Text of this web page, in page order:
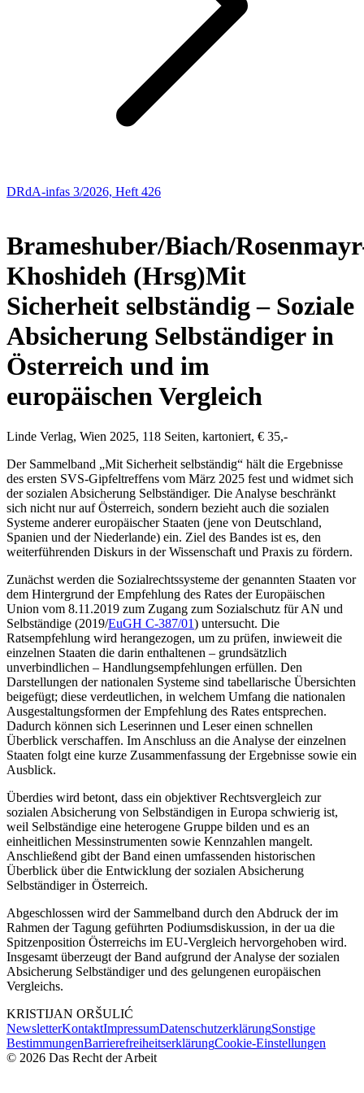
DRdA-infas 3/2026, Heft 426
Brameshuber/Biach/
Khoshideh (Hrsg)Mit
Sicherheit selbständig – Soziale
Absicherung Selbständiger in
Österreich und im
europäischen Vergleich
Linde Verlag, Wien 2025, 118 Seiten, kartoniert, € 35,-
Der Sammelband „Mit Sicherheit selbständig“ hält die Ergebnisse
des ersten SVS-Gipfeltreffens vom März 2025 fest und widmet sich
der sozialen Absicherung Selbständiger. Die Analyse beschränkt
sich nicht nur auf Österreich, sondern bezieht auch die sozialen
Systeme anderer europäischer Staaten (jene von Deutschland,
Spanien und der Niederlande) ein. Ziel des Bandes ist es, den
weiterführenden Diskurs in der Wissenschaft und Praxis zu fördern.
Zunächst werden die Sozialrechtssysteme der genannten Staaten vor
dem Hintergrund der Empfehlung des Rates der Europäischen
Union vom 8.11.2019 zum Zugang zum Sozialschutz für AN und
Selbständige (2019/EuGH C-387/01) untersucht. Die
Ratsempfehlung wird herangezogen, um zu prüfen, inwieweit die
einzelnen Staaten die darin enthaltenen – grundsätzlich
unverbindlichen – Handlungsempfehlungen erfüllen. Den
Darstellungen der nationalen Systeme sind tabellarische Übersichten
beigefügt; diese verdeutlichen, in welchem Umfang die nationalen
Ausgestaltungsformen der Empfehlung des Rates entsprechen.
Dadurch können sich Leserinnen und Leser einen schnellen
Überblick verschaffen. Im Anschluss an die Analyse der einzelnen
Staaten folgt eine kurze Zusammenfassung der Ergebnisse sowie ein
Ausblick.
Überdies wird betont, dass ein objektiver Rechtsvergleich zur
sozialen Absicherung von Selbständigen in Europa schwierig ist,
weil Selbständige eine heterogene Gruppe bilden und es an
einheitlichen Messinstrumenten sowie Kennzahlen mangelt.
Anschließend gibt der Band einen umfassenden historischen
Überblick über die Entwicklung der sozialen Absicherung
Selbständiger in Österreich.
Abgeschlossen wird der Sammelband durch den Abdruck der im
Rahmen der Tagung geführten Podiumsdiskussion, in der ua die
Spitzenposition Österreichs im EU-Vergleich hervorgehoben wird.
Insgesamt überzeugt der Band aufgrund der Analyse der sozialen
Absicherung Selbständiger und des gelungenen europäischen
Vergleichs.
KRISTIJAN ORŠULIĆ
NewsletterKontaktImpressumDatenschutzerklärungSonstige
BestimmungenBarrierefreiheitserklärungCookie-Einstellungen
© 2026 Das Recht der Arbeit